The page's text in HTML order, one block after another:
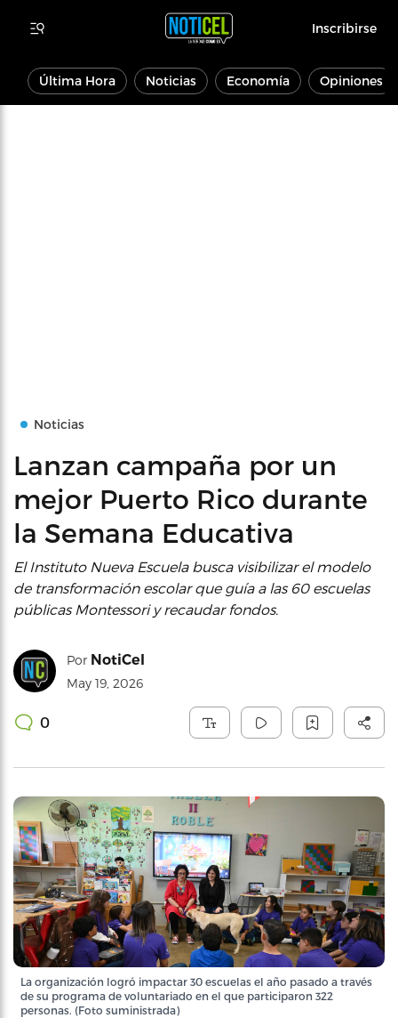
Inscribirse
Última Hora Noticias Economía Opiniones
Noticias
Lanzan campaña por un
mejor Puerto Rico durante
la Semana Educativa
El Instituto Nueva Escuela busca visibilizar el modelo
de transformación escolar que guía a las 60 escuelas
públicas Montessori y recaudar fondos.
Por NotiCel
May 19, 2026
0
La organización logró impactar 30 escuelas el año pasado a través
de su programa de voluntariado en el que participaron 322
personas. (Foto suministrada)